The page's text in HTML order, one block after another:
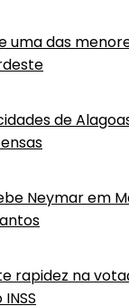
uma das
de
Neymar em
rapidez na